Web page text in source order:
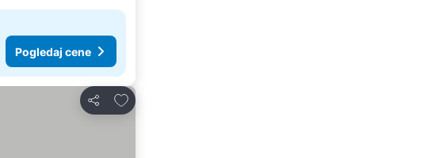
Pogledaj cene
Deli
Dodati u favorite